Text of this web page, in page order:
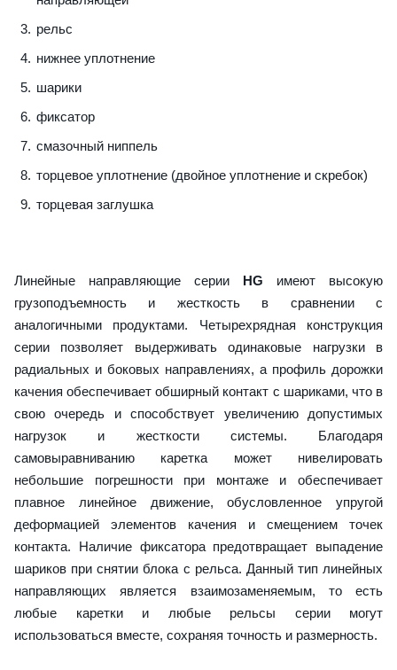
рельс
нижнее уплотнение
шарики
фиксатор
смазочный ниппель
торцевое уплотнение (двойное уплотнение и скребок)
торцевая заглушка
Линейные направляющие серии HG имеют высокую
грузоподъемность и жесткость в сравнении с
аналогичными продуктами. Четырехрядная конструкция
серии позволяет выдерживать одинаковые нагрузки в
радиальных и боковых направлениях, а профиль дорожки
качения обеспечивает обширный контакт с шариками, что в
свою очередь и способствует увеличению допустимых
нагрузок и жесткости системы. Благодаря
самовыравниванию каретка может нивелировать
небольшие погрешности при монтаже и обеспечивает
плавное линейное движение, обусловленное упругой
деформацией элементов качения и смещением точек
контакта. Наличие фиксатора предотвращает выпадение
шариков при снятии блока с рельса. Данный тип линейных
направляющих является взаимозаменяемым, то есть
любые каретки и любые рельсы серии могут
использоваться вместе, сохраняя точность и размерность.